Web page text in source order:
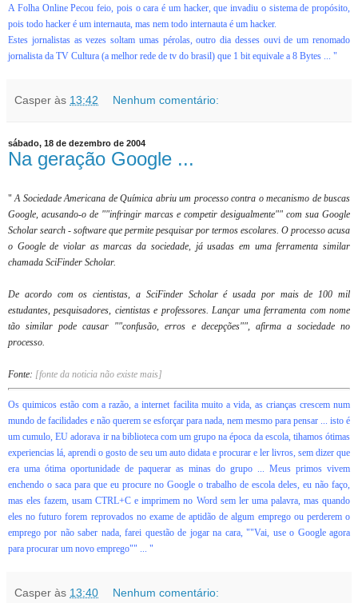
A Folha Online Pecou feio, pois o cara é um hacker, que invadiu o sistema de propósito,
pois todo hacker é um internauta, mas nem todo internauta é um hacker.
Estes jornalistas as vezes soltam umas pérolas, outro dia desses ouvi de um renomado
jornalista da TV Cultura (a melhor rede de tv do brasil) que 1 bit equivale a 8 Bytes ... "
Casper às 13:42 Nenhum comentário:
sábado, 18 de dezembro de 2004
Na geração Google ...
" A Sociedade Americana de Química abriu um processo contra o mecanismo de buscas
Google, acusando-o de ""infringir marcas e competir desigualmente"" com sua Google
Scholar search - software que permite pesquisar por termos escolares. O processo acusa
o Google de violar as marcas da sociedade, já usadas em uma ferramenta similar
chamada SciFinder Scholar.
De acordo com os cientistas, a SciFinder Scholar é usada por mais de 100 mil
estudantes, pesquisadores, cientistas e professores. Lançar uma ferramenta com nome
tão similar pode causar ""confusão, erros e decepções"", afirma a sociedade no
processo.
Fonte: [fonte da noticia não existe mais]
Os quimicos estão com a razão, a internet facilita muito a vida, as crianças crescem num
mundo de facilidades e não querem se esforçar para nada, nem mesmo para pensar ... isto é
um cumulo, EU adorava ir na biblioteca com um grupo na época da escola, tihamos ótimas
experiencias lá, aprendi o gosto de seu um auto didata e procurar e ler livros, sem dizer que
era uma ótima oportunidade de paquerar as minas do grupo ... Meus primos vivem
enchendo o saca para que eu procure no Google o trabalho de escola deles, eu não faço,
mas eles fazem, usam CTRL+C e imprimem no Word sem ler uma palavra, mas quando
eles no futuro forem reprovados no exame de aptidão de algum emprego ou perderem o
emprego por não saber nada, farei questão de jogar na cara, ""Vai, use o Google agora
para procurar um novo emprego"" ... "
Casper às 13:40 Nenhum comentário: